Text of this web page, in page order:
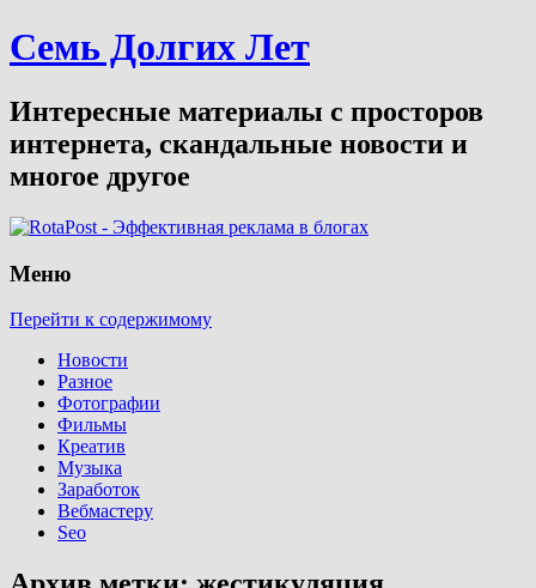
Семь Долгих Лет
Интересные материалы с просторов
интернета, скандальные новости и
многое другое
Меню
Перейти к содержимому
Новости
Разное
Фотографии
Фильмы
Креатив
Музыка
Заработок
Вебмастеру
Seo